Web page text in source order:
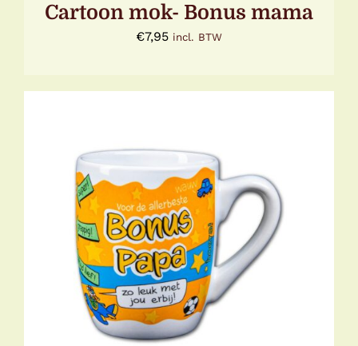
Cartoon mok- Bonus mama
€7,95 incl. BTW
TOEVOEGEN AAN WINKELWAGEN
DETAILS